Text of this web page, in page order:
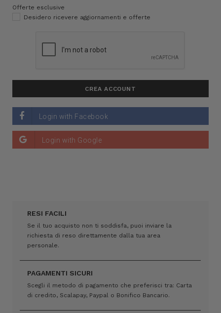
Offerte esclusive
Desidero ricevere aggiornamenti e offerte
RESI FACILI
Se il tuo acquisto non ti soddisfa, puoi inviare la
richiesta di reso direttamente dalla tua area
personale.
PAGAMENTI SICURI
Scegli il metodo di pagamento che preferisci tra: Carta
di credito, Scalapay, Paypal o Bonifico Bancario.